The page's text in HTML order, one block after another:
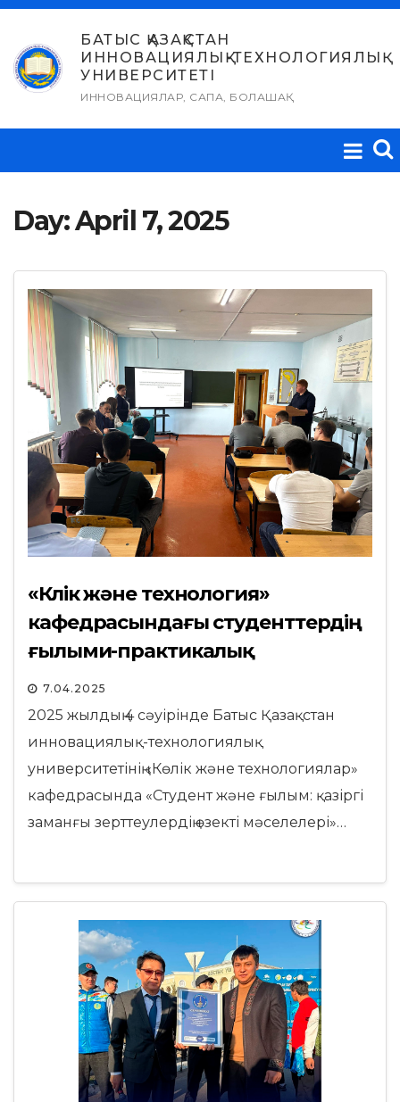
Skip
content
БАТЫС ҚАЗАҚСТАН
ИННОВАЦИЯЛЫҚ-ТЕХНОЛОГИЯЛЫҚ
УНИВЕРСИТЕТІ
ИННОВАЦИЯЛАР, САПА, БОЛАШАҚ
Day:April 7, 2025
«Көлік және технология»
кафедрасындағы студенттердің
ғылыми-практикалық
конференциясы
7.04.2025
2025 жылдың 4 сәуірінде Батыс Қазақстан
инновациялық-технологиялық
университетінің «Көлік және технологиялар»
кафедрасында «Студент және ғылым: қазіргі
заманғы зерттеулердің өзекті мәселелері»…